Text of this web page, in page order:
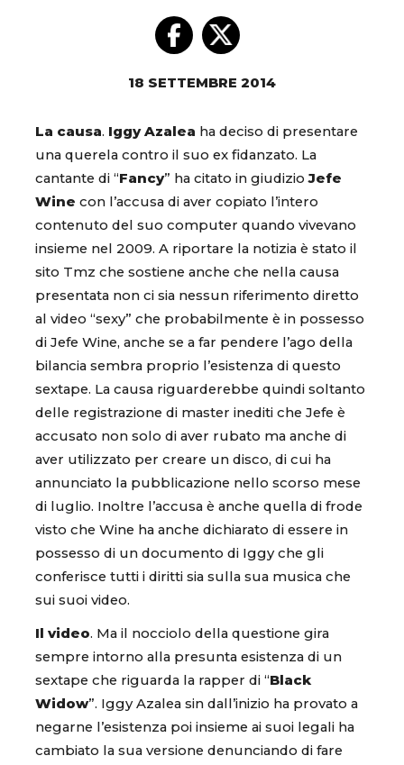
18 SETTEMBRE 2014
La causa. Iggy Azalea ha deciso di presentare
una querela contro il suo ex fidanzato. La
cantante di “Fancy” ha citato in giudizioJefe
Wine con l’accusa di aver copiato l’intero
contenuto del suo computer quando vivevano
insieme nel 2009. A riportare la notizia è stato il
sito Tmz che sostiene anche che nella causa
presentata non ci sia nessun riferimento diretto
al video “sexy” che probabilmente è in possesso
di Jefe Wine, anche se a far pendere l’ago della
bilancia sembra proprio l’esistenza di questo
sextape. La causa riguarderebbe quindi soltanto
delle registrazione di master inediti che Jefe è
accusato non solo di aver rubato ma anche di
aver utilizzato per creare un disco, di cui ha
annunciato la pubblicazione nello scorso mese
di luglio. Inoltre l’accusa è anche quella di frode
visto che Wine ha anche dichiarato di essere in
possesso di un documento di Iggy che gli
conferisce tutti i diritti sia sulla sua musica che
sui suoi video.
Il video. Ma il nocciolo della questione gira
sempre intorno alla presunta esistenza di un
sextape che riguarda la rapper di “Black
Widow”. Iggy Azalea sin dall’inizio ha provato a
negarne l’esistenza poi insieme ai suoi legali ha
cambiato la sua versione denunciando di fare